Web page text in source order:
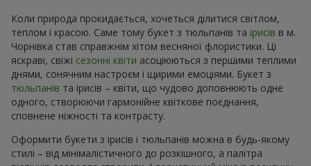
Коли природа прокидається, хочеться ділитися світлом,
теплом і красою. Саме тому букет з тюльпанів та ірисів в м.
Чорнівка став справжнім хітом весняної флористики. Ці
яскраві, свіжі сезонні квіти асоціюються з першими теплими
днями, сонячним настроєм і щирими емоціями. Букет з
тюльпанів та ірисів – квіти, що чудово доповнюють одне
одного, створюючи гармонійне квіткове поєднання,
сповнене ніжності та контрасту.
Оформити букети з ірисів і тюльпанів можна в будь-якому
стилі – від мінімалістичного до розкішного, а палітра